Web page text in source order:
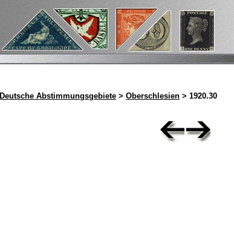
Deutsche Abstimmungsgebiete > Oberschlesien > 1920.30